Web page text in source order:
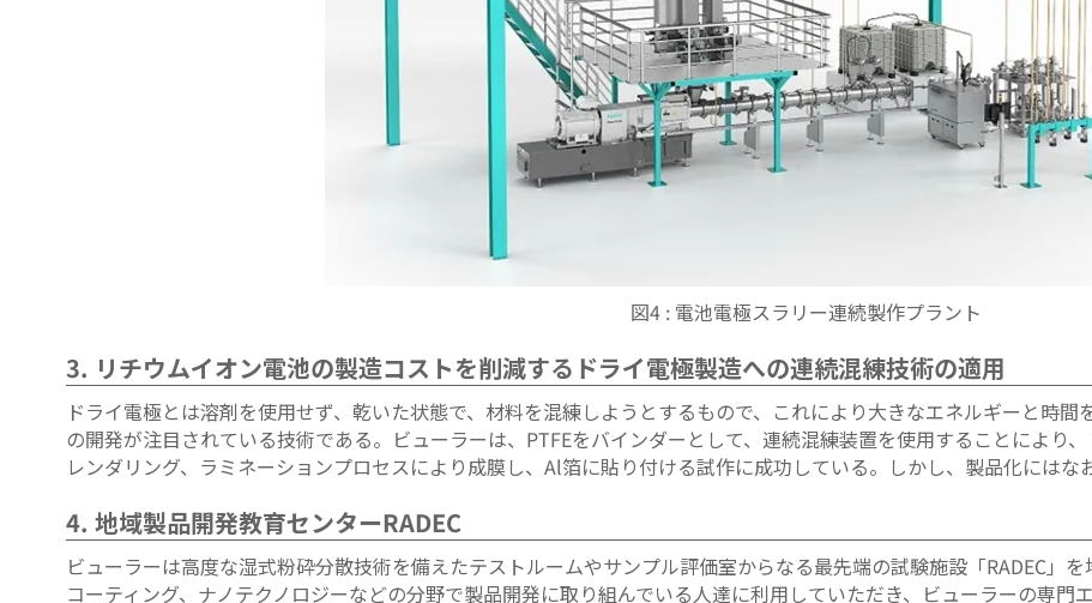
図4 : 電池電極スラリー連続製作プラント
3. リチウムイオン電池の製造コストを削減するドライ電極製造への連続混練技術の適用
ドライ電極とは溶剤を使用せず、乾いた状態で、材料を混練しようとするもので、これにより大きなエネルギーと時
の開発が注目されている技術である。ビューラーは、PTFEをバインダーとして、連続混練装置を使用することにより
レンダリング、ラミネーションプロセスにより成膜し、Al箔に貼り付ける試作に成功している。しかし、製品化にはな
4. 地域製品開発教育センターRADEC
ビューラーは高度な湿式粉砕分散技術を備えたテストルームやサンプル評価室からなる最先端の試験施設「RADEC」
コーティング、ナノテクノロジーなどの分野で製品開発に取り組んでいる人達に利用していただき、ビューラーの専